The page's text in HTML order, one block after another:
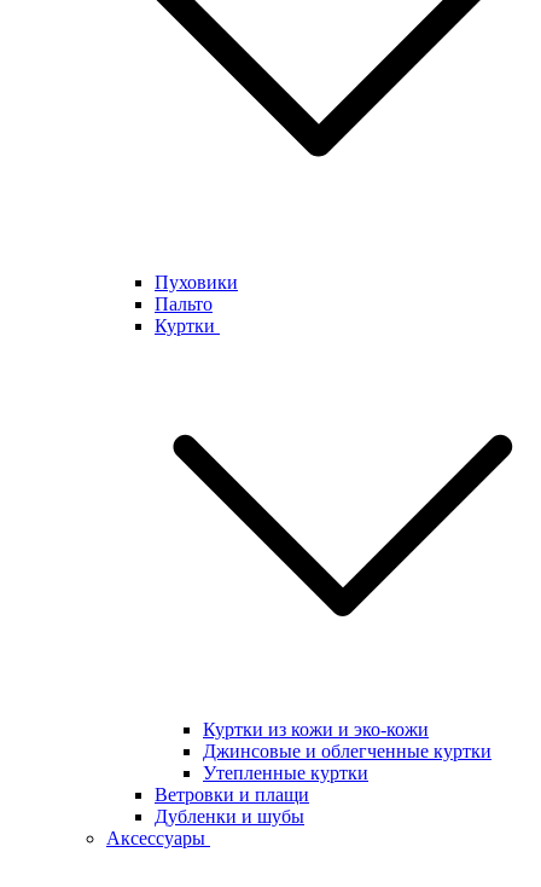
Пуховики
Пальто
Куртки
Куртки из кожи и эко-кожи
Джинсовые и облегченные куртки
Утепленные куртки
Ветровки и плащи
Дубленки и шубы
Аксессуары